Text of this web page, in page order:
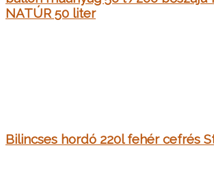
NATÚR 50 liter
Bilincses hordó 220l fehér cefrés